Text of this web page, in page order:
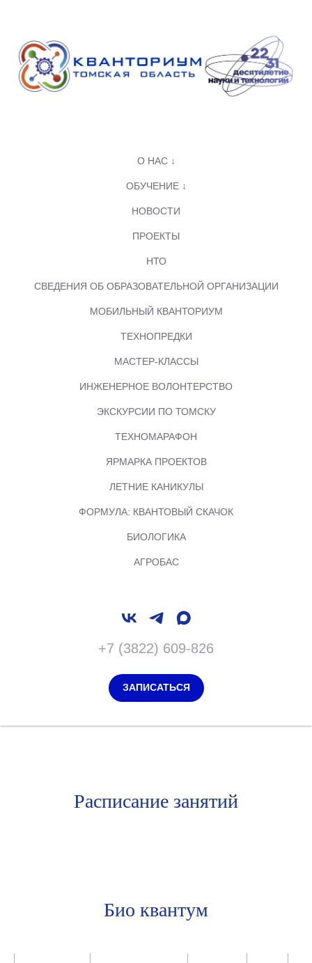
О НАС ↓
ОБУЧЕНИЕ ↓
НОВОСТИ
ПРОЕКТЫ
НТО
СВЕДЕНИЯ ОБ ОБРАЗОВАТЕЛЬНОЙ ОРГАНИЗАЦИИ
МОБИЛЬНЫЙ КВАНТОРИУМ
ТЕХНОПРЕДКИ
МАСТЕР-КЛАССЫ
ИНЖЕНЕРНОЕ ВОЛОНТЕРСТВО
ЭКСКУРСИИ ПО ТОМСКУ
ТЕХНОМАРАФОН
ЯРМАРКА ПРОЕКТОВ
ЛЕТНИЕ КАНИКУЛЫ
ФОРМУЛА: КВАНТОВЫЙ СКАЧОК
БИОЛОГИКА
АГРОБАС
+7 (3822) 609-826
ЗАПИСАТЬСЯ
Расписание занятий
Био квантум